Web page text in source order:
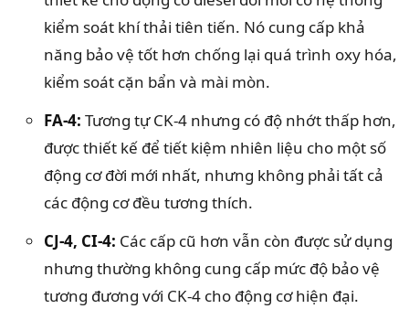
kiểm soát khí thải tiên tiến. Nó cung cấp khả
năng bảo vệ tốt hơn chống lại quá trình oxy hóa,
kiểm soát cặn bẩn và mài mòn.
FA-4: Tương tự CK-4 nhưng có độ nhớt thấp hơn,
được thiết kế để tiết kiệm nhiên liệu cho một số
động cơ đời mới nhất, nhưng không phải tất cả
các động cơ đều tương thích.
CJ-4, CI-4: Các cấp cũ hơn vẫn còn được sử dụng
nhưng thường không cung cấp mức độ bảo vệ
tương đương với CK-4 cho động cơ hiện đại.